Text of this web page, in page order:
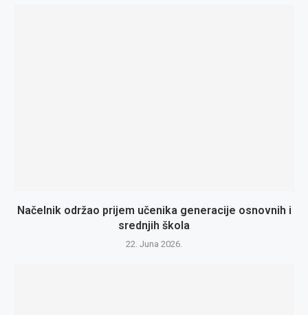
Načelnik održao prijem učenika generacije osnovnih i
srednjih škola
22. Juna 2026.